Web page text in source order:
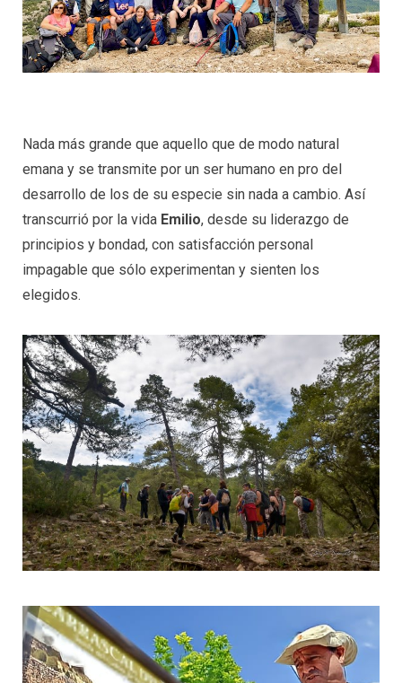
Nada más grande que aquello que de modo natural
emana y se transmite por un ser humano en pro del
desarrollo de los de su especie sin nada a cambio. Así
transcurrió por la vida Emilio, desde su liderazgo de
principios y bondad, con satisfacción personal
impagable que sólo experimentan y sienten los
elegidos.